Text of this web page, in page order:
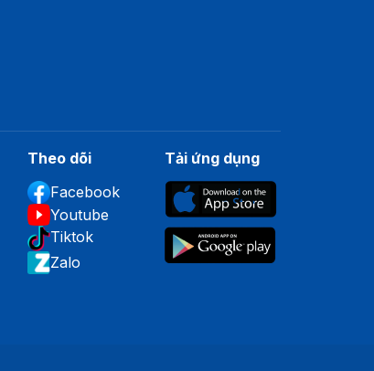
Theo dõi
Facebook
Youtube
Tiktok
Zalo
Tải ứng dụng